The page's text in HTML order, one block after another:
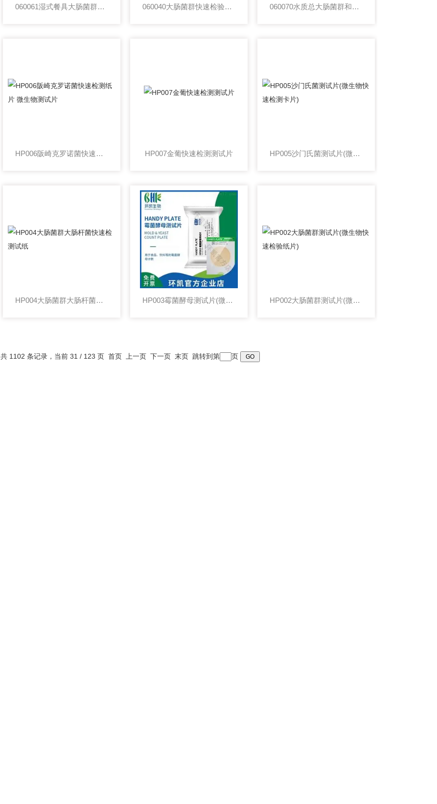
060061湿式餐具大肠菌群快速检验纸片(湿纸片) 060040大肠菌群快速检验纸片（饮用水中大肠菌群检测） 060070水质总大肠菌群和粪大肠菌群测试纸片 10mL&1mL（HJ755标准）
HP006阪崎克罗诺菌快速检测纸片 微生物测试片 HP007金葡快速检测测试片 HP005沙门氏菌测试片(微生物快速检测卡片)
HP004大肠菌群大肠杆菌快速检测试纸 HP003霉菌酵母测试片(微生物快速检测试纸) HP002大肠菌群测试片(微生物快速检验纸片)
共 1102 条记录，当前 31 / 123 页 首页 上一页 下一页 末页 跳转到第 页